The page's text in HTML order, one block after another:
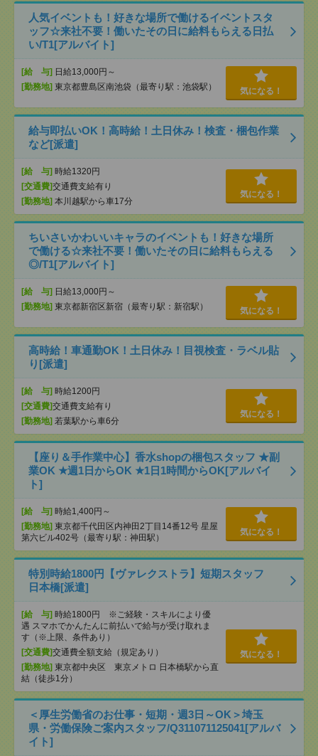
人気イベントも！好きな場所で働けるイベントスタ
ッフ☆来社不要！働いたその日に給料もらえる日払
い/T1[アルバイト]
[給 与] 日給13,000円～
[勤務地] 東京都豊島区南池袋（最寄り駅：池袋駅） 気になる！
給与即払いOK！高時給！土日休み！検査・梱包作業
など[派遣]
[給 与] 時給1320円
[交通費]交通費支給有り
[勤務地] 本川越駅から車17分
気になる！
ちいさいかわいいキャラのイベントも！好きな場所
で働ける☆来社不要！働いたその日に給料もらえる
◎/T1[アルバイト]
[給 与] 日給13,000円～
[勤務地] 東京都新宿区新宿（最寄り駅：新宿駅） 気になる！
高時給！車通勤OK！土日休み！目視検査・ラベル貼
り[派遣]
[給 与] 時給1200円
[交通費]交通費支給有り
[勤務地] 若葉駅から車6分
気になる！
【座り＆手作業中心】香水shopの梱包スタッフ ★副
業OK ★週1日からOK ★1日1時間からOK[アルバイ
ト]
[給 与] 時給1,400円～
[勤務地] 東京都千代田区内神田2丁目14番12号 星屋
第六ビル402号（最寄り駅：神田駅）
気になる！
特別時給1800円【ヴァレクストラ】短期スタッフ
日本橋[派遣]
[給 与] 時給1800円 ※ご経験・スキルにより優
遇 スマホでかんたんに前払いで給与が受け取れま
す（※上限、条件あり）
[交通費]交通費全額支給（規定あり）
[勤務地] 東京都中央区 東京メトロ 日本橋駅から直
結（徒歩1分）
気になる！
＜厚生労働省のお仕事・短期・週3日～OK＞埼玉
県・労働保険ご案内スタッフ/Q311071125041[アルバ
イト]